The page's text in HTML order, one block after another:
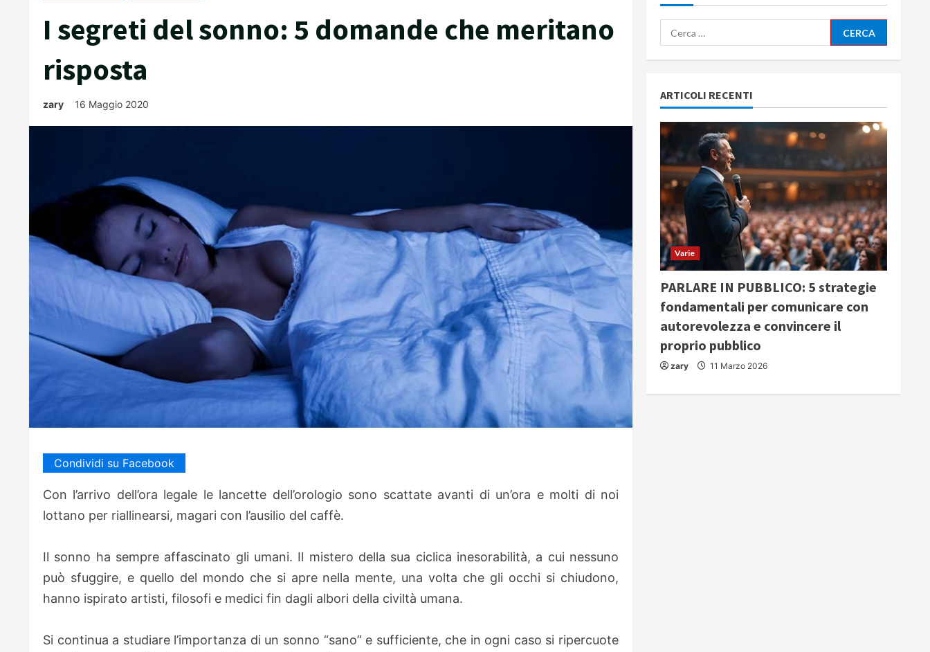
I segreti del sonno: 5 domande che meritano
risposta
zary 16 Maggio 2020
Condividi su Facebook
Con l’arrivo dell’ora legale le lancette dell’orologio sono scattate avanti di un’ora e molti di noi
lottano per riallinearsi, magari con l’ausilio del caffè.
Il sonno ha sempre affascinato gli umani. Il mistero della sua ciclica inesorabilità, a cui nessuno
può sfuggire, e quello del mondo che si apre nella mente, una volta che gli occhi si chiudono,
hanno ispirato artisti, filosofi e medici fin dagli albori della civiltà umana.
Si continua a studiare l’importanza di un sonno “sano” e sufficiente, che in ogni caso si ripercuote
Ricerca
per:
ARTICOLI RECENTI
Varie
PARLARE IN PUBBLICO: 5 strategie
fondamentali per comunicare con
autorevolezza e convincere il
proprio pubblico
zary 11 Marzo 2026